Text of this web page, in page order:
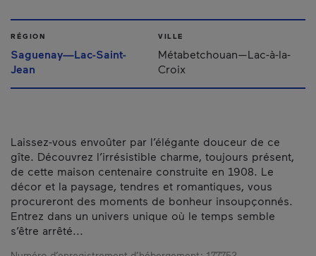
RÉGION
Saguenay—Lac-Saint-
Jean
VILLE
Métabetchouan—Lac-à-la-
Croix
Laissez-vous envoûter par l’élégante douceur de ce
gîte. Découvrez l’irrésistible charme, toujours présent,
de cette maison centenaire construite en 1908. Le
décor et la paysage, tendres et romantiques, vous
procureront des moments de bonheur insoupçonnés.
Entrez dans un univers unique où le temps semble
s’être arrêté...